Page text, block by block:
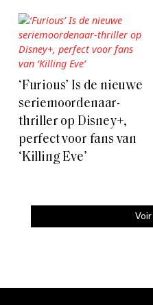
‘Furious’ Is de nieuwe
seriemoordenaar-
thriller op Disney+,
perfect voor fans van
‘Killing Eve’